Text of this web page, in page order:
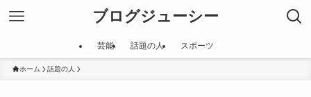
ブログジューシー
芸能 話題の人 スポーツ
ホーム 話題の人